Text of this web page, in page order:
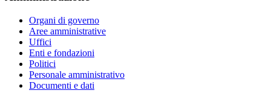
Organi di governo
Aree amministrative
Uffici
Enti e fondazioni
Politici
Personale amministrativo
Documenti e dati